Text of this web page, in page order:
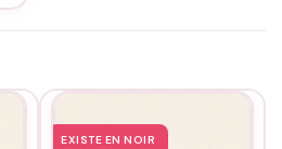
conservent leur forme et leur
garantie.
EXISTE EN NOIR